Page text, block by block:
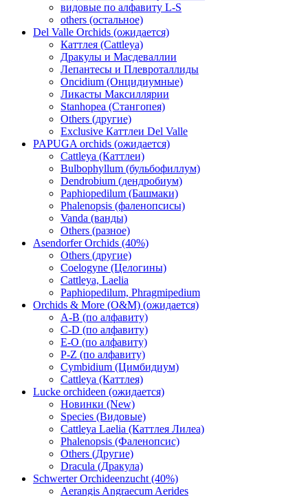
видовые по алфавиту L-S
others (остальное)
Del Valle Orchids (ожидается)
Каттлея (Cattleya)
Дракулы и Масдеваллии
Лепантесы и Плевроталлиды
Oncidium (Онцидиумные)
Ликасты Максиллярии
Stanhopea (Стангопея)
Others (другие)
Exclusive Каттлеи Del Valle
PAPUGA orchids (ожидается)
Cattleya (Каттлеи)
Bulbophyllum (бульбофиллум)
Dendrobium (дендробиум)
Paphiopedilum (Башмаки)
Phalenopsis (фаленопсисы)
Vanda (ванды)
Others (разное)
Asendorfer Orchids (40%)
Others (другие)
Coelogyne (Целогины)
Cattleya, Laelia
Paphiopedilum, Phragmipedium
Orchids & More (O&M) (ожидается)
A-B (по алфавиту)
C-D (по алфавиту)
E-O (по алфавиту)
P-Z (по алфавиту)
Cymbidium (Цимбидиум)
Cattleya (Каттлея)
Lucke orchideen (ожидается)
Новинки (New)
Species (Видовые)
Cattleya Laelia (Каттлея Лилеа)
Phalenopsis (Фаленопсис)
Others (Другие)
Dracula (Дракула)
Schwerter Orchideenzucht (40%)
Aerangis Angraecum Aerides